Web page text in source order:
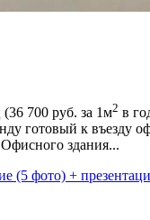
(36 700 руб. за 1м2 в
готовый к въезду
здания...
(5 фото) +